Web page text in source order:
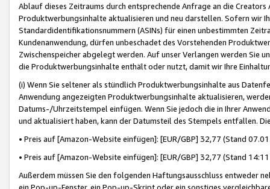
Ablauf dieses Zeitraums durch entsprechende Anfrage an die
Produktwerbungsinhalte aktualisieren und neu darstellen. Sofern wir
Standardidentifikationsnummern (ASINs) für einen unbestimmten
Kundenanwendung, dürfen unbeschadet des Vorstehenden
Zwischenspeicher abgelegt werden. Auf unser Verlangen werden Sie
die Produktwerbungsinhalte enthält oder nutzt, damit wir Ihre
(i) Wenn Sie seltener als stündlich Produktwerbungsinhalte aus
Anwendung angezeigten Produktwerbungsinhalte aktualisieren,
Datums-/Uhrzeitstempel einfügen. Wenn Sie jedoch die in Ihrer
und aktualisiert haben, kann der Datumsteil des Stempels entfallen.
• Preis auf [Amazon-Website einfügen]: [EUR/GBP] 32,77 (Stand
• Preis auf [Amazon-Website einfügen]: [EUR/GBP] 32,77 (Stand
Außerdem müssen Sie den folgenden Haftungsausschluss entweder
ein Pop-up-Fenster, ein Pop-up-Skript oder ein sonstiges